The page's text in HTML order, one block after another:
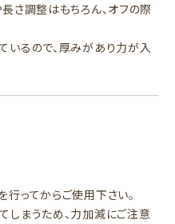
さ調整はもちろん、オフの際
いるので、厚みがあり力が入
ってからご使用下さい。
しまうため、力加減にご注意